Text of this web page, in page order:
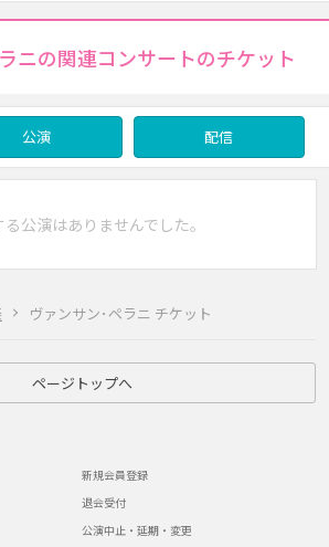
ヴァンサン･ペラニ チケット
ニの関連コンサートのチケット
公演 配信
公演はありませんでした。
ページトップへ
新規会員登録
退会受付
公演中止・延期・変更